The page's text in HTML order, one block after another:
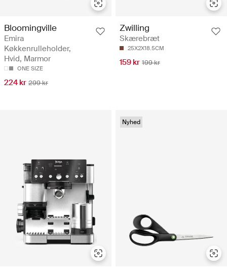
Bloomingville
Emira
Køkkenrulleholder,
Hvid, Marmor
ONE SIZE
224 kr 299 kr
Zwilling
Skærebræt
25X2X18.5CM
159 kr 199 kr
Nyhed